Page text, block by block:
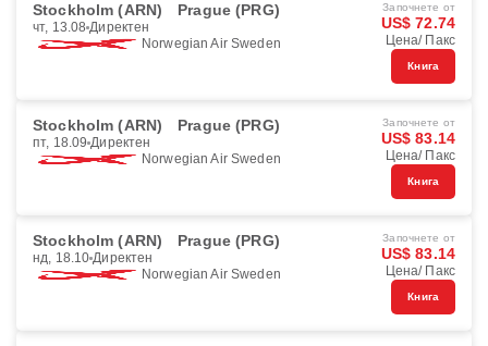
Stockholm (ARN) Prague (PRG)
чт, 13.08 Директен
Norwegian Air Sweden
Започнете от
US$ 72.74
Цена/ Пакс
Книга
Stockholm (ARN) Prague (PRG)
пт, 18.09 Директен
Norwegian Air Sweden
Започнете от
US$ 83.14
Цена/ Пакс
Книга
Stockholm (ARN) Prague (PRG)
нд, 18.10 Директен
Norwegian Air Sweden
Започнете от
US$ 83.14
Цена/ Пакс
Книга